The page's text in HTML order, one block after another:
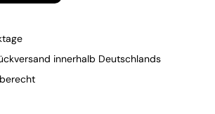
innerhalb Deutschlands